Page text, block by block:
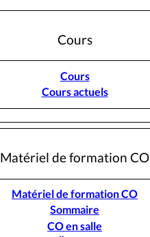
Cours
Cours
Cours actuels
Matériel de formation CO
Matériel de formation CO
Sommaire
CO en salle